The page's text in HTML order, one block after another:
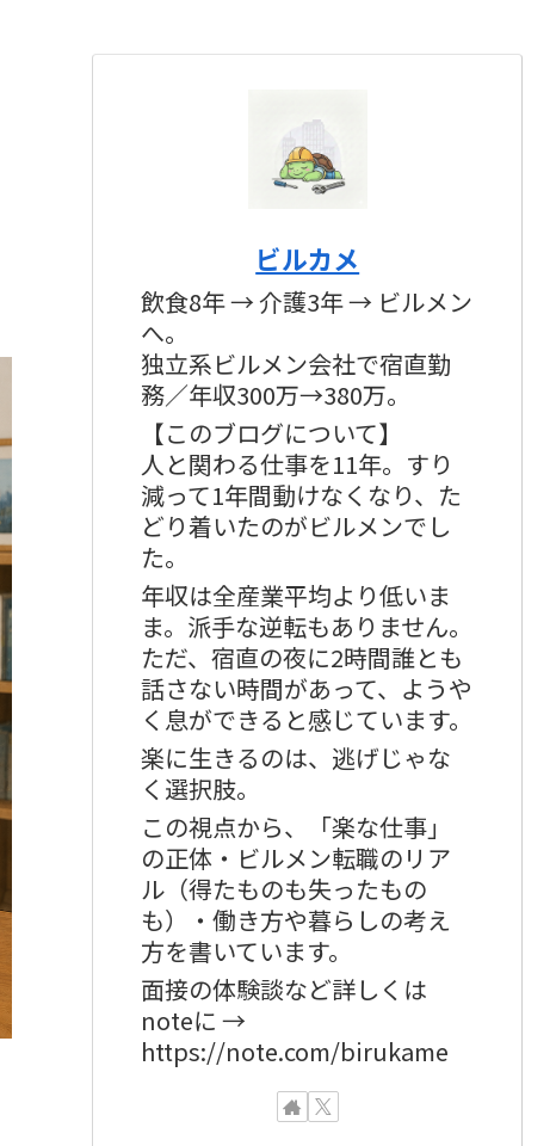
ビルカメ
飲食8年 → 介護3年 → ビルメン
へ。
独立系ビルメン会社で宿直勤
務／年収300万→380万。
【このブログについて】
人と関わる仕事を11年。すり
減って1年間動けなくなり、た
どり着いたのがビルメンでし
た。
年収は全産業平均より低いま
ま。派手な逆転もありません。
ただ、宿直の夜に2時間誰とも
話さない時間があって、ようや
く息ができると感じています。
楽に生きるのは、逃げじゃな
く選択肢。
この視点から、「楽な仕事」
の正体・ビルメン転職のリア
ル（得たものも失ったもの
も）・働き方や暮らしの考え
方を書いています。
面接の体験談など詳しくは
noteに →
https://note.com/birukame